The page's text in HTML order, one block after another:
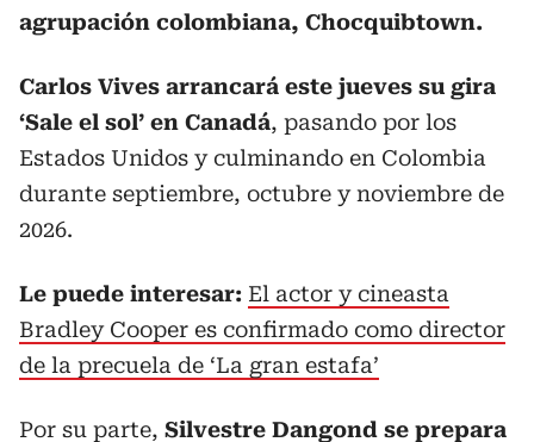
agrupación colombiana, Chocquibtown.
Carlos Vives arrancará este jueves su gira
‘Sale el sol’ en Canadá, pasando por los
Estados Unidos y culminando en Colombia
durante septiembre, octubre y noviembre de
2026.
Le puede interesar: El actor y cineasta
Bradley Cooper es confirmado como director
de la precuela de ‘La gran estafa’
Por su parte, Silvestre Dangond se prepara